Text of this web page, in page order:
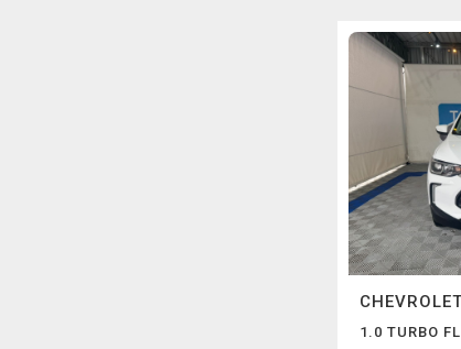
CHEVROLET
1.0 TURBO